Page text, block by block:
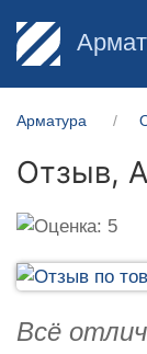
Арматура
Отзыв,
Всё